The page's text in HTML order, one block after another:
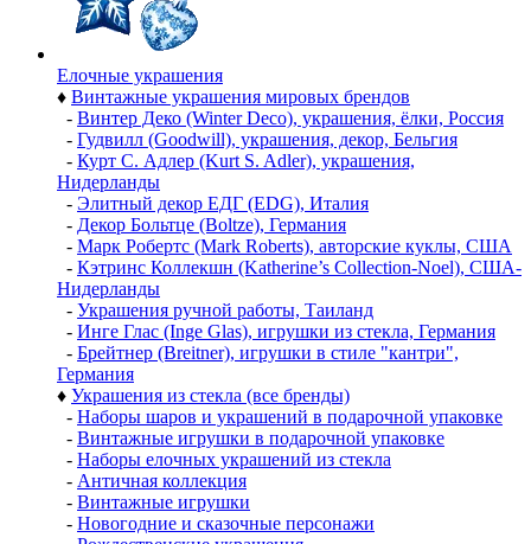
Елочные украшения
♦ Винтажные украшения мировых брендов
- Винтер Деко (Winter Deco), украшения, ёлки, Россия
- Гудвилл (Goodwill), украшения, декор, Бельгия
- Курт С. Адлер (Kurt S. Adler), украшения,
Нидерланды
- Элитный декор ЕДГ (EDG), Италия
- Декор Больтце (Boltze), Германия
- Марк Робертс (Mark Roberts), авторские куклы, США
- Кэтринс Коллекшн (Katherine’s Collection-Noel), США-
Нидерланды
- Украшения ручной работы, Таиланд
- Инге Глас (Inge Glas), игрушки из стекла, Германия
- Брейтнер (Breitner), игрушки в стиле "кантри",
Германия
♦ Украшения из стекла (все бренды)
- Наборы шаров и украшений в подарочной упаковке
- Винтажные игрушки в подарочной упаковке
- Наборы елочных украшений из стекла
- Античная коллекция
- Винтажные игрушки
- Новогодние и сказочные персонажи